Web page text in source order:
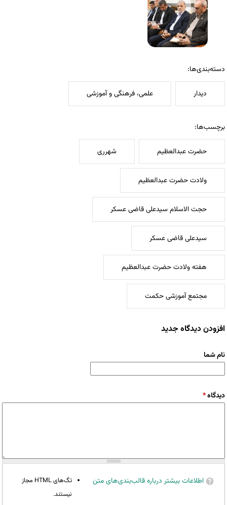
دسته‌بندی‌ها:
دیدار علمی، فرهنگی و آموزشی
برچسب‌ها:
حضرت عبدالعظیم شهرری
ولادت حضرت عبدالعظیم
حجت الاسلام سیدعلی قاضی عسکر
سیدعلی قاضی عسکر
هفته ولادت حضرت عبدالعظیم
مجتمع آموزشی حکمت
افزودن دیدگاه جدید
نام شما
دیدگاه*
اطلاعات بیشتر درباره قالب‌بندی‌های متن
تگ‌های HTML مجاز
نیستند.